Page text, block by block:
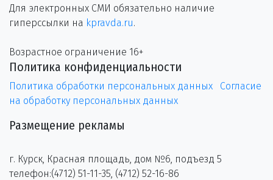
Для электронных СМИ обязательно наличие
гиперссылки на kpravda.ru.
Возрастное ограничение 16+
Политика конфиденциальности
Политика обработки персональных данных
Согласие
на обработку персональных данных
Размещение рекламы
г. Курск, Красная площадь, дом №6, подъезд 5
телефон:(4712) 51-11-35, (4712) 52-16-86